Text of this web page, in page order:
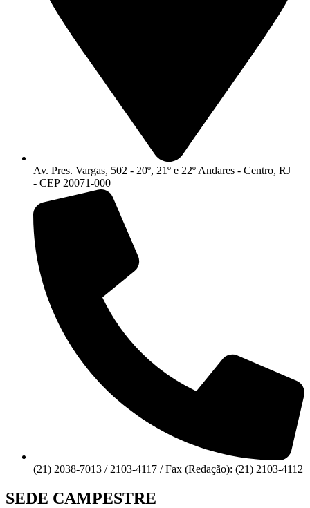
Av. Pres. Vargas, 502 - 20º, 21º e 22º Andares - Centro, RJ
- CEP 20071-000
(21) 2038-7013 / 2103-4117 / Fax (Redação): (21) 2103-4112
SEDE CAMPESTRE